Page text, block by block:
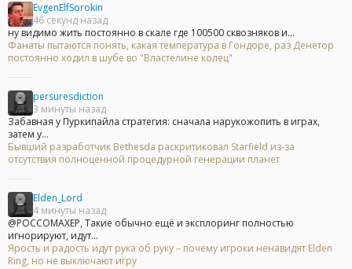
EvgenElfSorokin
46 секунд назад
ну видимо жить постоянно в скале где 100500 сквозняков и...
Фанаты пытаются понять, какая температура в Гондоре, раз Денетор
постоянно ходил в шубе во "Властелине колец"
persuresdiction
3 минуты назад
Забавная у Пуркипайла стратегия: сначала нарукожопить в играх,
затем у...
Бывший разработчик Bethesda раскритиковал Starfield из-за
отсутствия полноценной процедурной генерации планет
Elden_Lord
4 минуты назад
@POCCOMAXEP, Такие обычно ещё и эксплоринг полностью
игнорируют, идут...
Ярость и радость идут рука об руку – почему игроки ненавидят Elden
Ring, но не выключают игру